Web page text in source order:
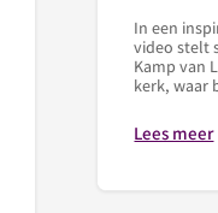
In een
video stelt
Kamp van
kerk, waar
Lees meer